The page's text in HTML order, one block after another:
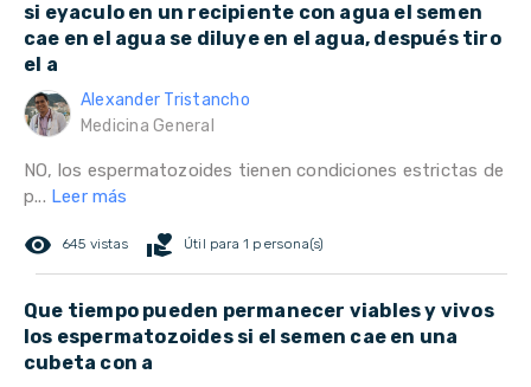
si eyaculo en un recipiente con agua el semen
cae en el agua se diluye en el agua, después tiro
el a
Alexander Tristancho
Medicina General
NO, los espermatozoides tienen condiciones estrictas de
p... Leer más
remove_red_eye 645 vistas volunteer_activism Útil para 1 persona(s)
Que tiempo pueden permanecer viables y vivos
los espermatozoides si el semen cae en una
cubeta con a